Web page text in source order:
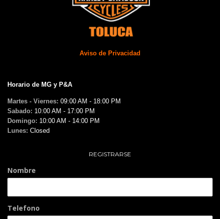
Aviso de Privacidad
Horario de MG y P&A
Martes - Viernes: 09:00 AM - 18:00 PM
Sabado: 10:00 AM - 17:00 PM
Domingo: 10:00 AM - 14:00 PM
Lunes: Closed
REGISTRARSE
Nombre
Telefono